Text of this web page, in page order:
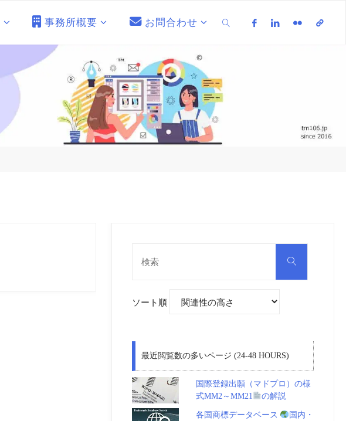
事務所概要 お問合わせ
検
ソート順
最近閲覧数の多いページ (24-48 HOURS)
国際登録出願（マドプロ）の様
式MM2～MM21
の解説
各国商標データベース
国内・